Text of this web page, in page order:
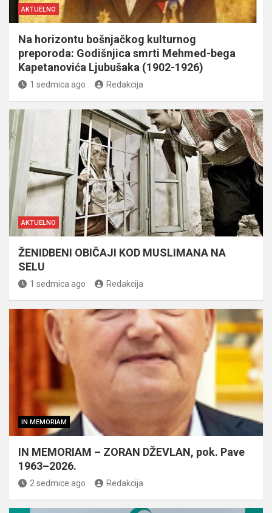
AKTUELNO
Na horizontu bošnjačkog kulturnog
preporoda: Godišnjica smrti Mehmed-bega
Kapetanovića Ljubušaka (1902-1926)
1 sedmica ago Redakcija
AKTUELNO
ŽENIDBENI OBIČAJI KOD MUSLIMANA NA
SELU
1 sedmica ago Redakcija
IN MEMORIAM
IN MEMORIAM – ZORAN DŽEVLAN, pok. Pave
1963–2026.
2 sedmice ago Redakcija